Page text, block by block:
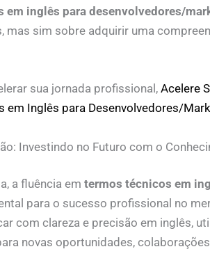
em inglês para desenvolvedores/
mas sim sobre adquirir uma
sua jornada profissional, Acelere
em Inglês para Desenvolvedores/
Investindo no Futuro com o
a fluência em termos técnicos em
para o sucesso profissional no
com clareza e precisão em inglês,
novas oportunidades,